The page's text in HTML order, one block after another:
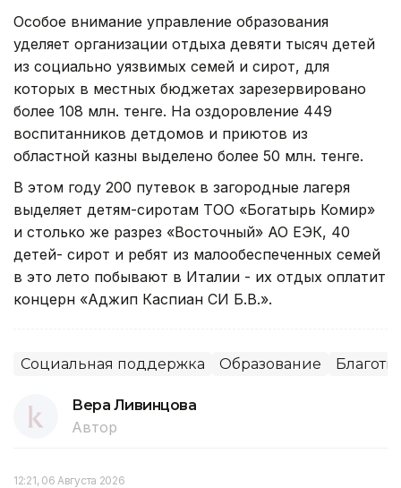
Особое внимание управление образования
уделяет организации отдыха девяти тысяч детей
из социально уязвимых семей и сирот, для
которых в местных бюджетах зарезервировано
более 108 млн. тенге. На оздоровление 449
воспитанников детдомов и приютов из
областной казны выделено более 50 млн. тенге.
В этом году 200 путевок в загородные лагеря
выделяет детям-сиротам ТОО «Богатырь Комир»
и столько же разрез «Восточный» АО ЕЭК, 40
детей- сирот и ребят из малообеспеченных семей
в это лето побывают в Италии - их отдых оплатит
концерн «Аджип Каспиан СИ Б.В.».
Социальная поддержка Образование
Вера Ливинцова
Автор
12:21, 06 Августа 2026